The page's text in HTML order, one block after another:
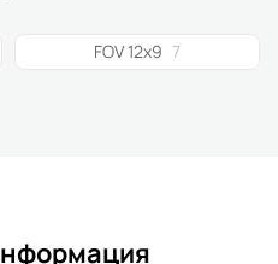
FOV 12x9 7